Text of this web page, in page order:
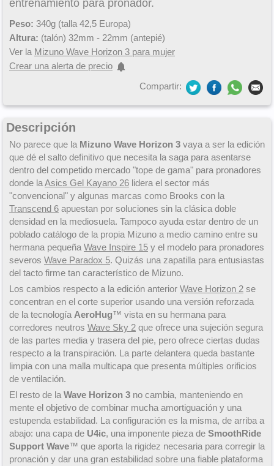
entrenamiento para pronador.
Peso: 340g (talla 42,5 Europa)
Altura: (talón) 32mm - 22mm (antepié)
Ver la Mizuno Wave Horizon 3 para mujer
Crear una alerta de precio
Compartir:
Descripción
No parece que la Mizuno Wave Horizon 3 vaya a ser la edición
que dé el salto definitivo que necesita la saga para asentarse
dentro del competido mercado "tope de gama" para pronadores
donde laAsics Gel Kayano 26 lidera el sector más
"convencional" y algunas marcas como Brooks con la
Transcend 6 apuestan por soluciones sin la clásica doble
densidad en la mediosuela. Tampoco ayuda estar dentro de un
poblado catálogo de la propia Mizuno a medio camino entre su
hermana pequeña Wave Inspire 15 y el modelo para pronadores
severos Wave Paradox 5. Quizás una zapatilla para entusiastas
del tacto firme tan característico de Mizuno.
Los cambios respecto a la edición anterior Wave Horizon 2 se
concentran en el corte superior usando una versión reforzada
de la tecnología AeroHug™ vista en su hermana para
corredores neutros Wave Sky 2 que ofrece una sujeción segura
de las partes media y trasera del pie, pero ofrece ciertas dudas
respecto a la transpiración. La parte delantera queda bastante
limpia con una malla multicapa que presenta múltiples orificios
de ventilación.
El resto de la Wave Horizon 3 no cambia, manteniendo en
mente el objetivo de combinar mucha amortiguación y una
estupenda estabilidad. La configuración es la misma, de arriba a
abajo: una capa de U4ic, una imponente pieza de SmoothRide
Support Wave™ que aporta la rigidez necesaria para corregir la
pronación y dar una gran estabilidad sobre una fiable plataforma